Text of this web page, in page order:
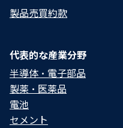
製品売買約款
代表的な産業分野
半導体・電子部品
製薬・医薬品
電池
セメント